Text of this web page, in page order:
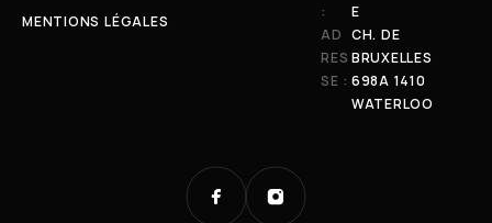
MENTIONS LÉGALES
:
E
AD
RES
SE :
CH. DE
BRUXELLES
698A 1410
WATERLOO